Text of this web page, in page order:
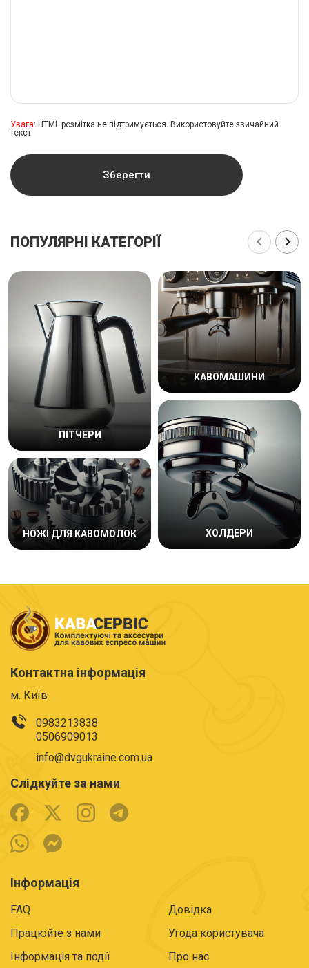
Увага: HTML розмітка не підтримується. Використовуйте звичайний
текст.
Зберегти
ПОПУЛЯРНІ КАТЕГОРІЇ
ПІТЧЕРИ
НОЖІ ДЛЯ КАВОМОЛОК
КАВОМАШИНИ
ХОЛДЕРИ
Контактна інформація
м. Київ
0983213838
0506909013
info@dvgukraine.com.ua
Слідкуйте за нами
Інформація
FAQ
Довідка
Працюйте з нами
Угода користувача
Інформація та події
Про нас